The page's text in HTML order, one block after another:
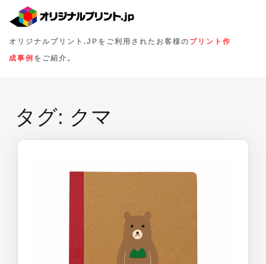
オリジナルプリント.JPをご利用されたお客様の プリント作
成事例 をご紹介。
タグ: クマ